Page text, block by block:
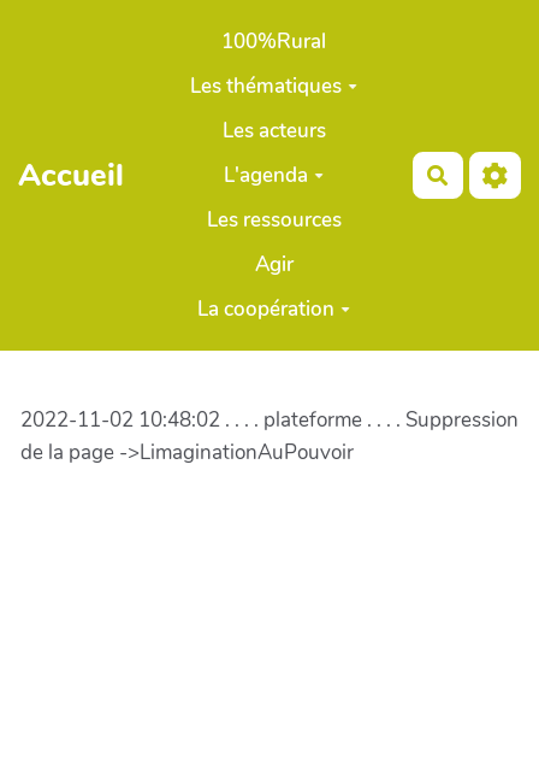
Aller au contenu principal
Accueil
100%Rural
Les thématiques
Les acteurs
L'agenda
Les ressources
Agir
La coopération
2022-11-02 10:48:02 . . . . plateforme . . . . Suppression
de la page ->LimaginationAuPouvoir